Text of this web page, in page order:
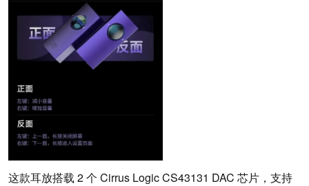
这款耳放搭载 2 个 Cirrus Logic CS43131 DAC 芯片，支持